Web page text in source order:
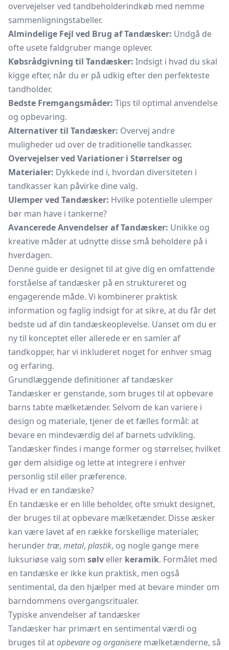
overvejelser ved tandbeholderindkøb med nemme
sammenligningstabeller.
Almindelige Fejl ved Brug af Tandæsker: Undgå de
ofte usete faldgruber mange oplever.
Købsrådgivning til Tandæsker: Indsigt i hvad du skal
kigge efter, når du er på udkig efter den perfekteste
tandholder.
Bedste Fremgangsmåder: Tips til optimal anvendelse
og opbevaring.
Alternativer til Tandæsker: Overvej andre
muligheder ud over de traditionelle tandkasser.
Overvejelser ved Variationer i Størrelser og
Materialer: Dykkede ind i, hvordan diversiteten i
tandkasser kan påvirke dine valg.
Ulemper ved Tandæsker: Hvilke potentielle ulemper
bør man have i tankerne?
Avancerede Anvendelser af Tandæsker: Unikke og
kreative måder at udnytte disse små beholdere på i
hverdagen.
Denne guide er designet til at give dig en omfattende
forståelse af tandæsker på en struktureret og
engagerende måde. Vi kombinerer praktisk
information og faglig indsigt for at sikre, at du får det
bedste ud af din tandæskeoplevelse. Uanset om du er
ny til konceptet eller allerede er en samler af
tandkopper, har vi inkluderet noget for enhver smag
og erfaring.
Grundlæggende definitioner af tandæsker
Tandæsker er genstande, som bruges til at opbevare
barns tabte mælketænder. Selvom de kan variere i
design og materiale, tjener de et fælles formål: at
bevare en mindeværdig del af barnets udvikling.
Tandæsker findes i mange former og størrelser, hvilket
gør dem alsidige og lette at integrere i enhver
personlig stil eller præference.
Hvad er en tandæske?
En tandæske er en lille beholder, ofte smukt designet,
der bruges til at opbevare mælketænder. Disse æsker
kan være lavet af en række forskellige materialer,
herunder træ, metal, plastik, og nogle gange mere
luksuriøse valg som sølv eller keramik. Formålet med
en tandæske er ikke kun praktisk, men også
sentimental, da den hjælper med at bevare minder om
barndommens overgangsritualer.
Typiske anvendelser af tandæsker
Tandæsker har primært en sentimental værdi og
bruges til atopbevare og organisere mælketænderne, så